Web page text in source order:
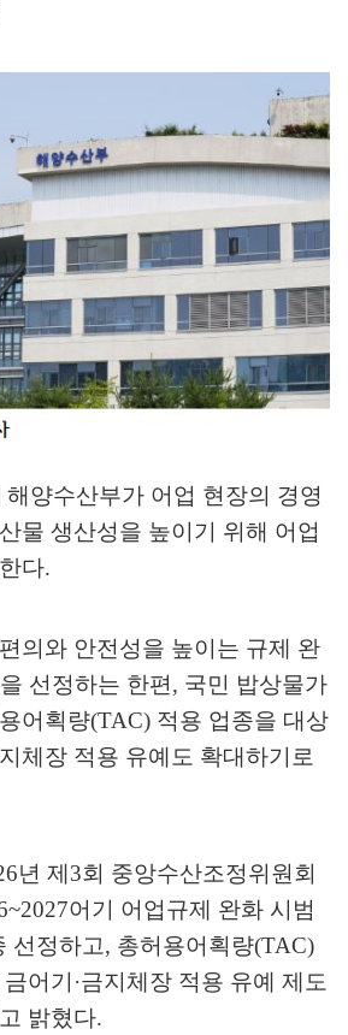
양수산부가 어업 현장의 경영
물 생산성을 높이기 위해 어업
다.
의와 안전성을 높이는 규제 완
선정하는 한편, 국민 밥상물가
어획량(TAC) 적용 업종을 대상
체장 적용 유예도 확대하기로
년 제3회 중앙수산조정위원회
어기 어업규제 완화 시범
선정하고, 총허용어획량(TAC)
어기 ·금지체장 적용 유예 제도
밝혔다.